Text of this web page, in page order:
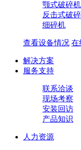
颚式破碎机
反击式破
​细碎机
查看设备情况 在
解决方案
服务支持
联系洽谈
现场考察
安装回访
产品知识
人力资源